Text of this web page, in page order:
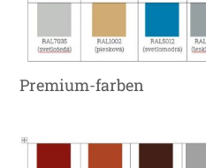
Premium-farben